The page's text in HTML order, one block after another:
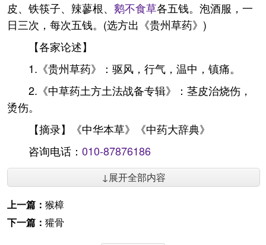
皮、铁筷子、辣蓼根、 鹅不食草各五钱。泡酒服，一
日三次，每次五钱。(选方出《贵州草药》)
【各家论述】
1.《贵州草药》：驱风，行气，温中，镇痛。
2.《中草药土方土法战备专辑》：茎皮治烧伤，
烫伤。
【摘录】《中华本草》《中药大辞典》
咨询电话： 010-87876186
↓展开全部内容
上一篇： 猴樟
下一篇： 獾骨